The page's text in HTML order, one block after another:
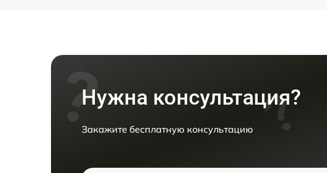
Нужна консультация?
Закажите бесплатную консультацию